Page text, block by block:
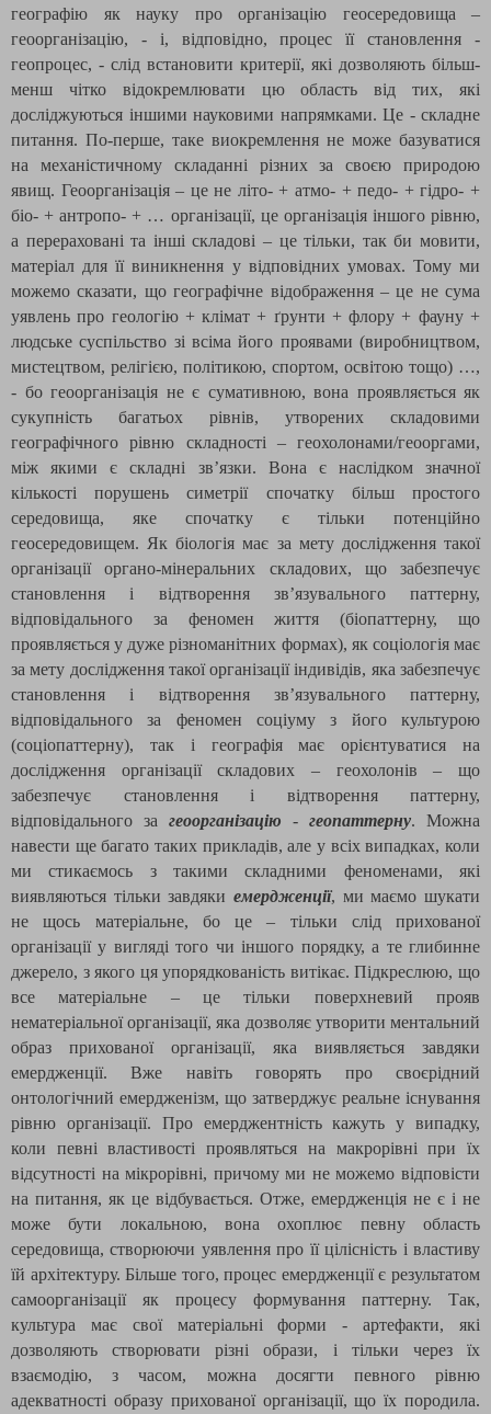
географію як науку про організацію геосередовища –
геоорганізацію, - і, відповідно, процес її становлення -
геопроцес, - слід встановити критерії, які дозволяють більш-
менш чітко відокремлювати цю область від тих, які
досліджуються іншими науковими напрямками. Це - складне
питання. По-перше, таке виокремлення не може базуватися
на механістичному складанні різних за своєю природою
явищ. Геоорганізація – це не літо- + атмо- + педо- + гідро- +
біо- + антропо- + … організації, це організація іншого рівню,
а перераховані та інші складові – це тільки, так би мовити,
матеріал для її виникнення у відповідних умовах. Тому ми
можемо сказати, що географічне відображення – це не сума
уявлень про геологію + клімат + ґрунти + флору + фауну +
людське суспільство зі всіма його проявами (виробництвом,
мистецтвом, релігією, політикою, спортом, освітою тощо) …,
- бо геоорганізація не є сумативною, вона проявляється як
сукупність багатьох рівнів, утворених складовими
географічного рівню складності – геохолонами/геооргами,
між якими є складні зв’язки. Вона є наслідком значної
кількості порушень симетрії спочатку більш простого
середовища, яке спочатку є тільки потенційно
геосередовищем. Як біологія має за мету дослідження такої
організації органо-мінеральних складових, що забезпечує
становлення і відтворення зв’язувального паттерну,
відповідального за феномен життя (біопаттерну, що
проявляється у дуже різноманітних формах), як соціологія має
за мету дослідження такої організації індивідів, яка забезпечує
становлення і відтворення зв’язувального паттерну,
відповідального за феномен соціуму з його культурою
(соціопаттерну), так і географія має орієнтуватися на
дослідження організації складових – геохолонів – що
забезпечує становлення і відтворення паттерну,
відповідального за геоорганізацію - геопаттерну. Можна
навести ще багато таких прикладів, але у всіх випадках, коли
ми стикаємось з такими складними феноменами, які
виявляються тільки завдяки емердженції, ми маємо шукати
не щось матеріальне, бо це – тільки слід прихованої
організації у вигляді того чи іншого порядку, а те глибинне
джерело, з якого ця упорядкованість витікає. Підкреслюю, що
все матеріальне – це тільки поверхневий прояв
нематеріальної організації, яка дозволяє утворити ментальний
образ прихованої організації, яка виявляється завдяки
емердженції. Вже навіть говорять про своєрідний
онтологічний емердженізм, що затверджує реальне існування
рівню організації. Про емерджентність кажуть у випадку,
коли певні властивості проявляться на макрорівні при їх
відсутності на мікрорівні, причому ми не можемо відповісти
на питання, як це відбувається. Отже, емердженція не є і не
може бути локальною, вона охоплює певну область
середовища, створюючи уявлення про її цілісність і властиву
їй архітектуру. Більше того, процес емердженції є результатом
самоорганізації як процесу формування паттерну. Так,
культура має свої матеріальні форми - артефакти, які
дозволяють створювати різні образи, і тільки через їх
взаємодію, з часом, можна досягти певного рівню
адекватності образу прихованої організації, що їх породила.